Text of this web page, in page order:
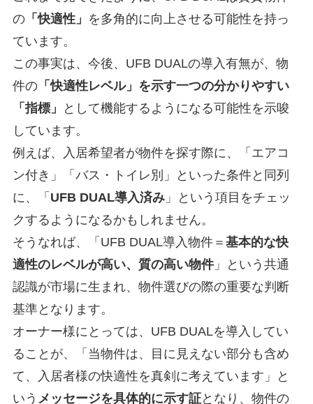
の「快適性」 を多角的に向上させる可能性を持っ
ています。
この事実は、今後、UFB DUALの導入有無が、物
件の「快適性レベル」を示す一つの分かりやすい
「指標」
として機能するようになる可能性を示唆
しています。
例えば、入居希望者が物件を探す際に、「エアコ
ン付き」「バス・トイレ別」といった条件と同列
に、「 UFB DUAL導入済み」という項目をチェッ
クするようになるかもしれません。
そうなれば、「UFB DUAL導入物件＝ 基本的な快
適性のレベルが高い、質の高い物件」という共通
認識が市場に生まれ、物件選びの際の重要な判断
基準となります。
オーナー様にとっては、UFB DUALを導入してい
ることが、「当物件は、目に見えない部分も含め
て、入居者様の快適性を真剣に考えています」と
いう メッセージを具体的に示す証となり、物件の